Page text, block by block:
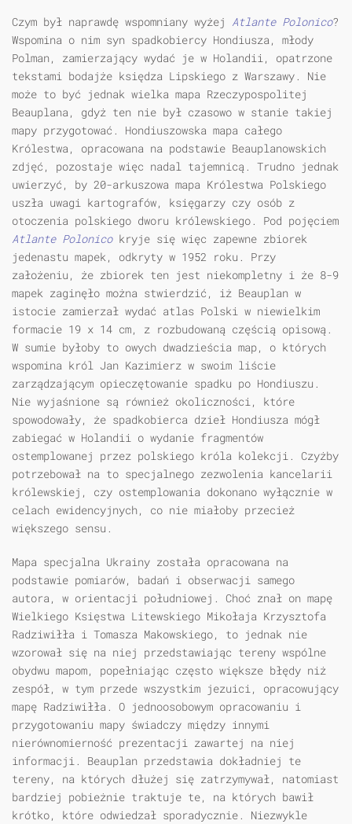
Czym był naprawdę wspomniany wyżej Atlante Polonico?
Wspomina o nim syn spadkobiercy Hondiusza, młody
Polman, zamierzający wydać je w Holandii, opatrzone
tekstami bodajże księdza Lipskiego z Warszawy. Nie
może to być jednak wielka mapa Rzeczypospolitej
Beauplana, gdyż ten nie był czasowo w stanie takiej
mapy przygotować. Hondiuszowska mapa całego
Królestwa, opracowana na podstawie Beauplanowskich
zdjęć, pozostaje więc nadal tajemnicą. Trudno jednak
uwierzyć, by 20-arkuszowa mapa Królestwa Polskiego
uszła uwagi kartografów, księgarzy czy osób z
otoczenia polskiego dworu królewskiego. Pod pojęciem
Atlante Polonicokryje się więc zapewne zbiorek
jedenastu mapek, odkryty w 1952 roku. Przy
założeniu, że zbiorek ten jest niekompletny i że 8-9
mapek zaginęło można stwierdzić, iż Beauplan w
istocie zamierzał wydać atlas Polski w niewielkim
formacie 19 x 14 cm, z rozbudowaną częścią opisową.
W sumie byłoby to owych dwadzieścia map, o których
wspomina król Jan Kazimierz w swoim liście
zarządzającym opieczętowanie spadku po Hondiuszu.
Nie wyjaśnione są również okoliczności, które
spowodowały, że spadkobierca dzieł Hondiusza mógł
zabiegać w Holandii o wydanie fragmentów
ostemplowanej przez polskiego króla kolekcji. Czyżby
potrzebował na to specjalnego zezwolenia kancelarii
królewskiej, czy ostemplowania dokonano wyłącznie w
celach ewidencyjnych, co nie miałoby przecież
większego sensu.
Mapa specjalna Ukrainy została opracowana na
podstawie pomiarów, badań i obserwacji samego
autora, w orientacji południowej. Choć znał on mapę
Wielkiego Księstwa Litewskiego Mikołaja Krzysztofa
Radziwiłła i Tomasza Makowskiego, to jednak nie
wzorował się na niej przedstawiając tereny wspólne
obydwu mapom, popełniając często większe błędy niż
zespół, w tym przede wszystkim jezuici, opracowujący
mapę Radziwiłła. O jednoosobowym opracowaniu i
przygotowaniu mapy świadczy między innymi
nierównomierność prezentacji zawartej na niej
informacji. Beauplan przedstawia dokładniej te
tereny, na których dłużej się zatrzymywał, natomiast
bardziej pobieżnie traktuje te, na których bawił
krótko, które odwiedzał sporadycznie. Niezwykle